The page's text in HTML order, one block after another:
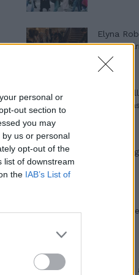
personal or
out section to
you may
us or personal
opt-out of the
list of downstream
the IAB’s List of
Elyna
örökölt
Woody
A világ
Nyár,
Panna